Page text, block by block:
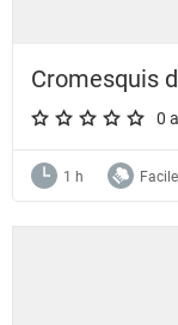
Cromesquis
A star rating of 0
0
1 h Facile